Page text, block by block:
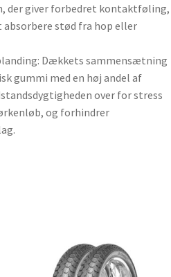
der giver forbedret kontaktføling,
stød fra hop eller
Dækkets sammensætning
gummi med en høj andel af
over for stress
og forhindrer